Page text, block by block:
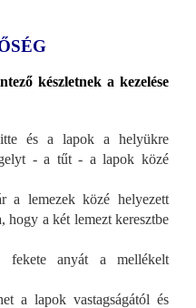
készletnek a kezelése
és a lapok a helyükre
- a tűt - a lapok közé
a lemezek közé helyezett
a két lemezt keresztbe
anyát a mellékelt
a lapok vastagságától és